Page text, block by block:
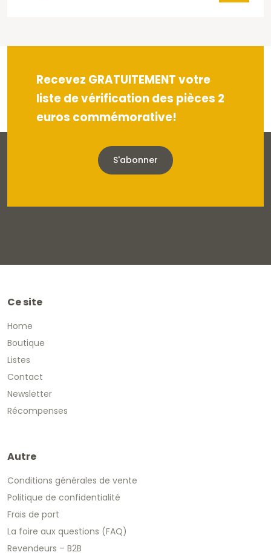
Recevez GRATUITEMENT votre
liste de vérification des pièces 2
euros commémorative!
S'abonner
Ce site
Home
Boutique
Listes
Contact
Newsletter
Récompenses
Autre
Conditions générales de vente
Politique de confidentialité
Frais de port
La foire aux questions (FAQ)
Revendeurs – B2B